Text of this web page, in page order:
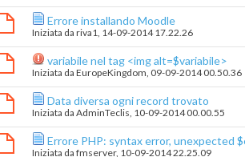
Errore installando Moodle
Iniziata da riva1‎, 14-09-2014 17.22.26
variabile nel tag <img alt=$variabile>
Iniziata da EuropeKingdom‎, 09-09-2014 00.50.36
Data diversa ogni record trovato
Iniziata da AdminTeclis‎, 10-09-2014 00.00.55
Errore PHP: syntax error, unexpected
Iniziata da fmserver‎, 10-09-2014 22.25.09